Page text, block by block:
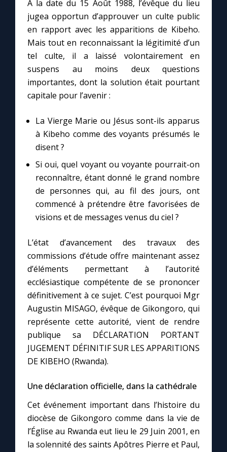
Contact
Faire un don
Marie de Nazareth
À la date du 15 Août 1988, l’évêque du lieu
jugea opportun d’approuver un culte public
en rapport avec les apparitions de Kibeho.
Mais tout en reconnaissant la légitimité d’un
tel culte, il a laissé volontairement en
suspens au moins deux questions
importantes, dont la solution était pourtant
capitale pour l’avenir :
La Vierge Marie ou Jésus sont-ils apparus
à Kibeho comme des voyants présumés le
disent ?
Si oui, quel voyant ou voyante pourrait-on
reconnaître, étant donné le grand nombre
de personnes qui, au fil des jours, ont
commencé à prétendre être favorisées de
visions et de messages venus du ciel ?
L’état d’avancement des travaux des
commissions d’étude offre maintenant assez
d’éléments permettant à l’autorité
ecclésiastique compétente de se prononcer
définitivement à ce sujet. C’est pourquoi Mgr
Augustin MISAGO, évêque de Gikongoro, qui
représente cette autorité, vient de rendre
publique sa DÉCLARATION PORTANT
JUGEMENT DÉFINITIF SUR LES APPARITIONS
DE KIBEHO (Rwanda).
Une déclaration officielle, dans la cathédrale
Cet événement important dans l’histoire du
diocèse de Gikongoro comme dans la vie de
l’Église au Rwanda eut lieu le 29 Juin 2001, en
la solennité des saints Apôtres Pierre et Paul,